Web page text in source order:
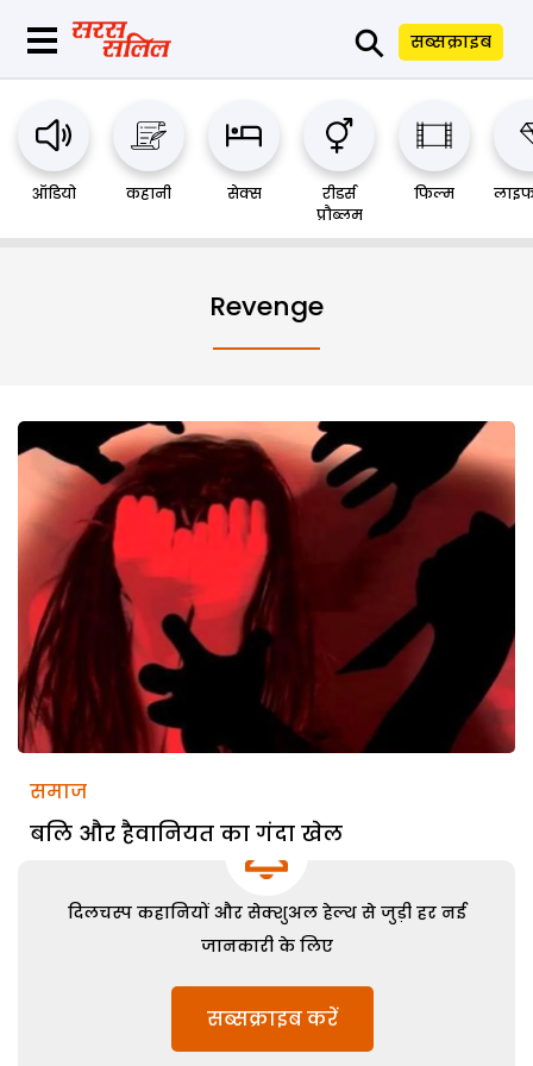
⚲ सब्सक्राइब
ऑडियो कहानी सेक्स
रीडर्स
प्रौब्लम
फिल्म
Revenge
समाज
बलि और हैवानियत का गंदा खेल
दिलचस्प कहानियों और सेक्शुअल हेल्थ से जुड़ी हर नई
जानकारी के लिए
सब्सक्राइब करें